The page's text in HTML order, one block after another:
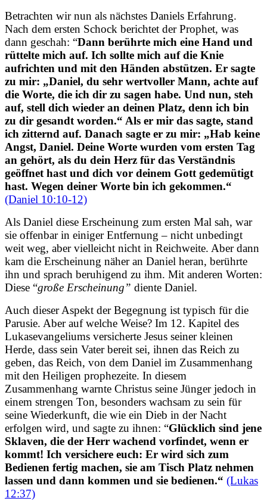
Betrachten wir nun als nächstes Daniels Erfahrung.
Nach dem ersten Schock berichtet der Prophet, was
dann geschah: “Dann berührte mich eine Hand und
rüttelte mich auf. Ich sollte mich auf die Knie
aufrichten und mit den Händen abstützen. Er sagte
zu mir: „Daniel, du sehr wertvoller Mann, achte auf
die Worte, die ich dir zu sagen habe. Und nun, steh
auf, stell dich wieder an deinen Platz, denn ich bin
zu dir gesandt worden.“ Als er mir das sagte, stand
ich zitternd auf. Danach sagte er zu mir: „Hab keine
Angst, Daniel. Deine Worte wurden vom ersten Tag
an gehört, als du dein Herz für das Verständnis
geöffnet hast und dich vor deinem Gott gedemütigt
hast. Wegen deiner Worte bin ich gekommen.“
(Daniel 10:10-12)
Als Daniel diese Erscheinung zum ersten Mal sah, war
sie offenbar in einiger Entfernung – nicht unbedingt
weit weg, aber vielleicht nicht in Reichweite. Aber dann
kam die Erscheinung näher an Daniel heran, berührte
ihn und sprach beruhigend zu ihm. Mit anderen Worten:
Diese “große Erscheinung” diente Daniel.
Auch dieser Aspekt der Begegnung ist typisch für die
Parusie. Aber auf welche Weise? Im 12. Kapitel des
Lukasevangeliums versicherte Jesus seiner kleinen
Herde, dass sein Vater bereit sei, ihnen das Reich zu
geben, das Reich, von dem Daniel im Zusammenhang
mit den Heiligen prophezeite. In diesem
Zusammenhang warnte Christus seine Jünger jedoch in
einem strengen Ton, besonders wachsam zu sein für
seine Wiederkunft, die wie ein Dieb in der Nacht
erfolgen wird, und sagte zu ihnen: “Glücklich sind jene
Sklaven, die der Herr wachend vorfindet, wenn er
kommt! Ich versichere euch: Er wird sich zum
Bedienen fertig machen, sie am Tisch Platz nehmen
lassen und dann kommen und sie bedienen.“ (Lukas
12:37)